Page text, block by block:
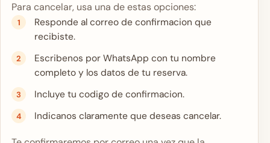
Para cancelar, usa una de estas opciones:
Responde al correo de confirmacion que
recibiste.
Escribenos por WhatsApp con tu nombre
completo y los datos de tu reserva.
Incluye tu codigo de confirmacion.
Indicanos claramente que deseas cancelar.